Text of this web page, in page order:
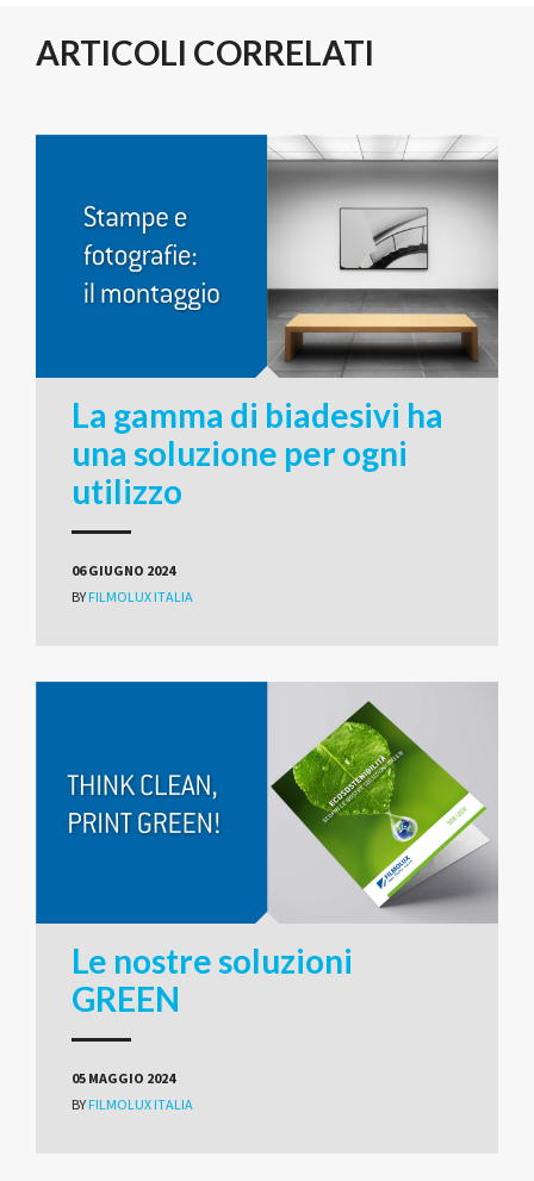
ARTICOLI CORRELATI
La gamma di biadesivi ha
una soluzione per ogni
utilizzo
06 GIUGNO 2024
BY FILMOLUX ITALIA
Le nostre soluzioni
GREEN
05 MAGGIO 2024
BY FILMOLUX ITALIA